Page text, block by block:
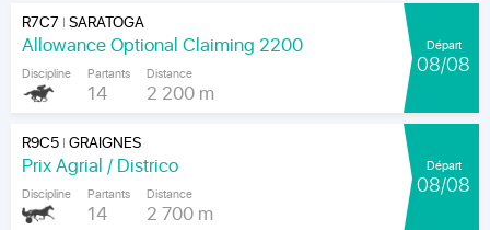
R7C7 |SARATOGA
Allowance Optional Claiming 2200
Discipline Partants
14
Distance
2 200 m
Départ
08/08
R9C5|GRAIGNES
Prix Agrial / Districo
Discipline Partants
14
Distance
2 700 m
Départ
08/08